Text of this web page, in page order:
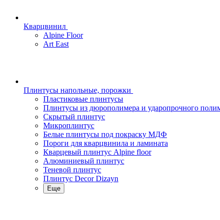
Кварцвинил
Alpine Floor
Art East
Плинтусы напольные, порожки
Пластиковые плинтусы
Плинтусы из дюрополимера и ударопрочного
Скрытый плинтус
Микроплинтус
Белые плинтусы под покраску МДФ
Пороги для кварцвинила и ламината
Кварцевый плинтус Alpine floor
Алюминиевый плинтус
Теневой плинтус
Плинтус Decor Dizayn
Еще